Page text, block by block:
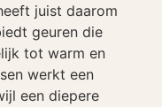
juist daarom
geuren die
tot warm en
werkt een
een diepere